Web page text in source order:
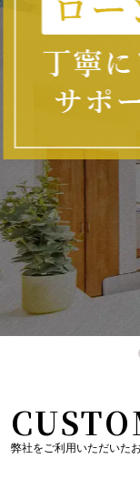
弊社をご利用いただいた